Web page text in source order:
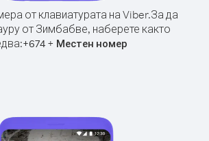
от клавиатурата на Viber.За да
от Зимбабве, наберете както
+674 + Местен номер